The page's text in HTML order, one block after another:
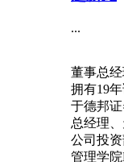
...
董事总
拥有19
于德邦
总经理
公司投
管理学